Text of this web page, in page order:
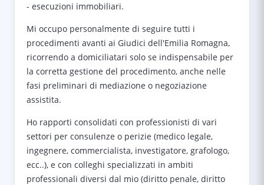
- esecuzioni immobiliari.
Mi occupo personalmente di seguire tutti i
procedimenti avanti ai Giudici dell'Emilia Romagna,
ricorrendo a domiciliatari solo se indispensabile per
la corretta gestione del procedimento, anche nelle
fasi preliminari di mediazione o negoziazione
assistita.
Ho rapporti consolidati con professionisti di vari
settori per consulenze o perizie (medico legale,
ingegnere, commercialista, investigatore, grafologo,
ecc..), e con colleghi specializzati in ambiti
professionali diversi dal mio (diritto penale, diritto